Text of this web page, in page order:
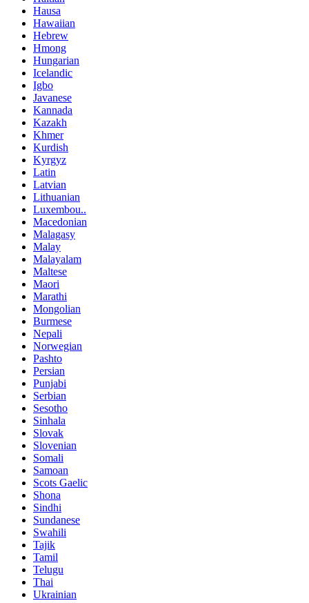
Hausa
Hawaiian
Hebrew
Hmong
Hungarian
Icelandic
Igbo
Javanese
Kannada
Kazakh
Khmer
Kurdish
Kyrgyz
Latin
Latvian
Lithuanian
Luxembou..
Macedonian
Malagasy
Malay
Malayalam
Maltese
Maori
Marathi
Mongolian
Burmese
Nepali
Norwegian
Pashto
Persian
Punjabi
Serbian
Sesotho
Sinhala
Slovak
Slovenian
Somali
Samoan
Scots Gaelic
Shona
Sindhi
Sundanese
Swahili
Tajik
Tamil
Telugu
Thai
Ukrainian